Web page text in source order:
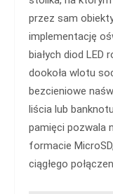
przez sam
implementację
białych diod LED
dookoła wlotu
bezcieniowe
liścia lub
pamięci pozwala
formacie
ciągłego